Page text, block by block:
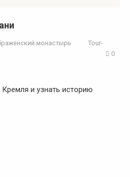
монастырь
Tour-
0
и узнать историю